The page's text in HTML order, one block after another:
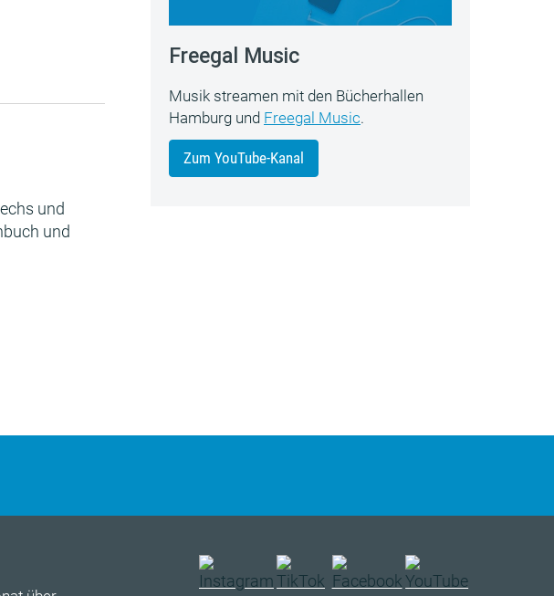
und
und
Freegal Music
Musik streamen mit den Bücherhallen
Hamburg und Freegal Music.
Zum YouTube-Kanal